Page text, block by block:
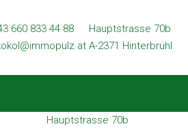
660 833 44 88
Hauptstrasse 70b
A-2371 Hinterbrühl
Hauptstrasse 70b